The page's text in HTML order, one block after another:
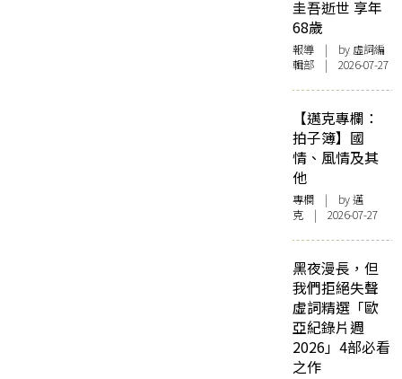
圭吾逝世 享年
68歲
報導 | by 虛詞編
輯部 | 2026-07-27
【邁克專欄：
拍子簿】國
情、風情及其
他
專欄 | by邁
克 | 2026-07-27
黑夜漫長，但
我們拒絕失聲
虛詞精選「歐
亞紀錄片週
2026」4部必看
之作